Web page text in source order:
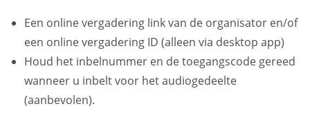
Een online vergadering link van de organisator en/of
een online vergadering ID (alleen via desktop app)
Houd het inbelnummer en de toegangscode gereed
wanneer u inbelt voor het audiogedeelte
(aanbevolen).